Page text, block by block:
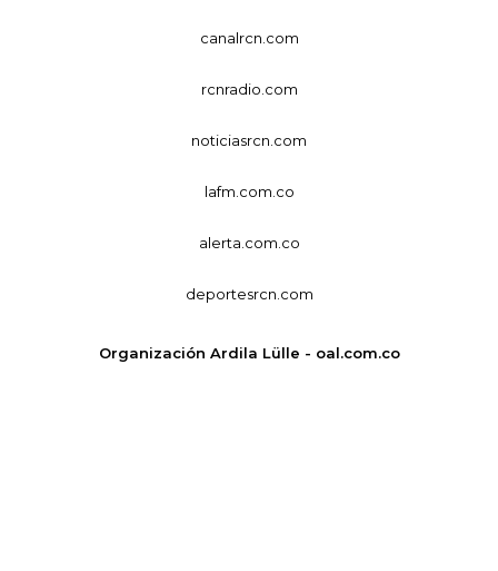
canalrcn.com
rcnradio.com
noticiasrcn.com
lafm.com.co
alerta.com.co
deportesrcn.com
Organización Ardila Lülle - oal.com.co